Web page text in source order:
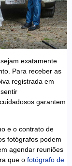
exatamente
Para receber as
registrada em
garantem
e o contrato de
fotógrafos podem
agendar reuniões
que o fotógrafo de